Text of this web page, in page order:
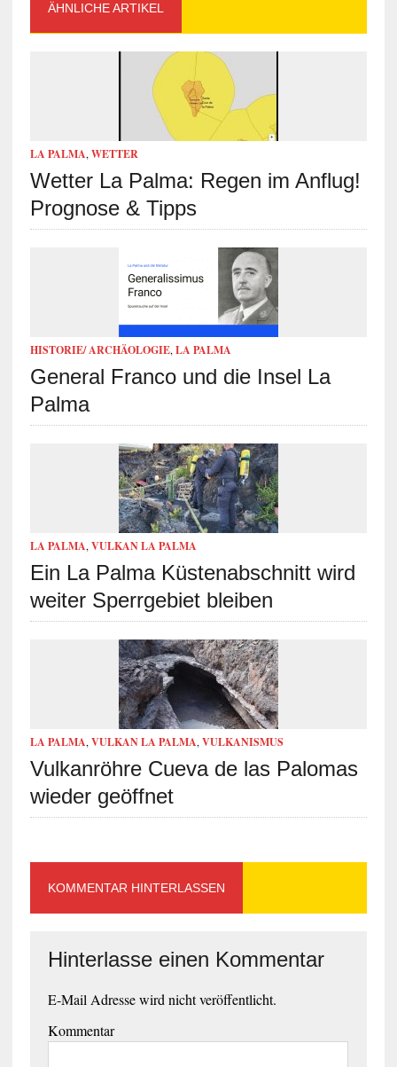
ÄHNLICHE ARTIKEL
LA PALMA, WETTER
Wetter La Palma: Regen im Anflug!
Prognose & Tipps
HISTORIE/ ARCHÄOLOGIE, LA PALMA
General Franco und die Insel La
Palma
LA PALMA, VULKAN LA PALMA
Ein La Palma Küstenabschnitt wird
weiter Sperrgebiet bleiben
LA PALMA, VULKAN LA PALMA, VULKANISMUS
Vulkanröhre Cueva de las Palomas
wieder geöffnet
KOMMENTAR HINTERLASSEN
Hinterlasse einen Kommentar
E-Mail Adresse wird nicht veröffentlicht.
Kommentar